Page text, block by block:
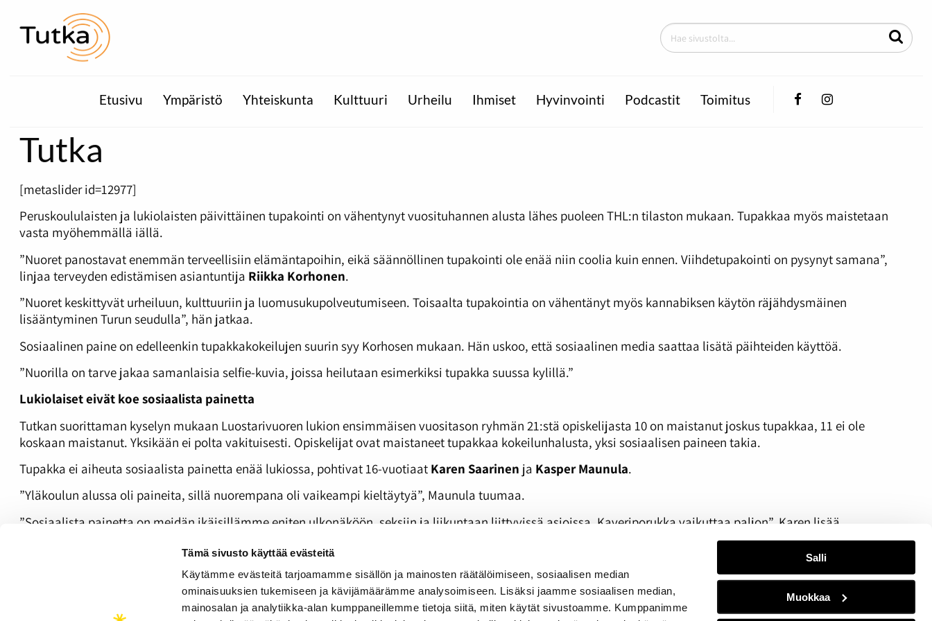
Tämä sivusto käyttää evästeitä
Käytämme evästeitä tarjoamamme sisällön ja mainosten räätälöimiseen, sosiaalisen median
ominaisuuksien tukemiseen ja kävijämäärämme analysoimiseen. Lisäksi jaamme sosiaalisen median,
mainosalan ja analytiikka-alan kumppaneillemme tietoja siitä, miten käytät sivustoamme. Kumppanimme
Salli
Muokkaa
Etusivu Ympäristö Yhteiskunta Kulttuuri Urheilu Ihmiset Hyvinvointi Podcastit Toimitus FacebookInstagram
Tutka
[metaslider id=12977]
Peruskoululaisten ja lukiolaisten päivittäinen tupakointi on vähentynyt vuosituhannen alusta lähes puoleen THL:n tilaston mukaan. Tupakkaa myös maistetaan
vasta myöhemmällä iällä.
”Nuoret panostavat enemmän terveellisiin elämäntapoihin, eikä säännöllinen tupakointi ole enää niin coolia kuin ennen. Viihdetupakointi on pysynyt samana”,
linjaa terveyden edistämisen asiantuntija Riikka Korhonen.
”Nuoret keskittyvät urheiluun, kulttuuriin ja luomusukupolveutumiseen. Toisaalta tupakointia on vähentänyt myös kannabiksen käytön räjähdysmäinen
lisääntyminen Turun seudulla”, hän jatkaa.
Sosiaalinen paine on edelleenkin tupakkakokeilujen suurin syy Korhosen mukaan. Hän uskoo, että sosiaalinen media saattaa lisätä päihteiden käyttöä.
”Nuorilla on tarve jakaa samanlaisia selfie-kuvia, joissa heilutaan esimerkiksi tupakka suussa kylillä.”
Lukiolaiset eivät koe sosiaalista painetta
Tutkan suorittaman kyselyn mukaan Luostarivuoren lukion ensimmäisen vuositason ryhmän 21:stä opiskelijasta 10 on maistanut joskus tupakkaa, 11 ei ole
koskaan maistanut. Yksikään ei polta vakituisesti. Opiskelijat ovat maistaneet tupakkaa kokeilunhalusta, yksi sosiaalisen paineen takia.
Tupakka ei aiheuta sosiaalista painetta enää lukiossa, pohtivat 16-vuotiaat Karen Saarinen ja Kasper Maunula.
”Yläkoulun alussa oli paineita, sillä nuorempana oli vaikeampi kieltäytyä”, Maunula tuumaa.
”Sosiaalista painetta on meidän ikäisillämme eniten ulkonäköön, seksiin ja liikuntaan liittyvissä asioissa. Kaveriporukka vaikuttaa paljon”, Karen lisää.
Tupakan viehätys on karissut, kun sitä on kokeillut.
”Tupakan haju ällöttää. Polttaminen ei ole mitenkään ihailtavaa”, nuoret ynnäävät.
www.thl.fi/fi/tilastot/tilastot-aiheittain/paihteet-ja-riippuvuudet/tupakka